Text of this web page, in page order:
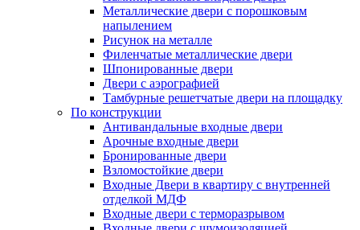
Металлические двери с порошковым
напылением
Рисунок на металле
Филенчатые металлические двери
Шпонированные двери
Двери с аэрографией
Тамбурные решетчатые двери на площадку
По конструкции
Антивандальные входные двери
Арочные входные двери
Бронированные двери
Взломостойкие двери
Входные Двери в квартиру с внутренней
отделкой МДФ
Входные двери с терморазрывом